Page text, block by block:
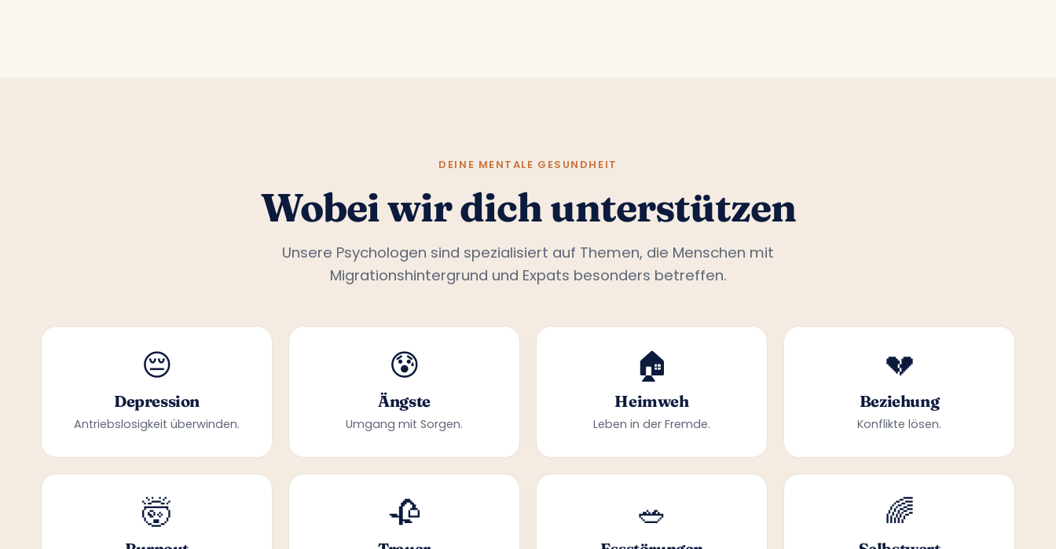
Wobei wir dich unterstützen
Unsere Psychologen sind spezialisiert auf Themen, die Menschen mit
Migrationshintergrund und Expats besonders betreffen.
😔
Depression
Antriebslosigkeit überwinden.
😰
Ängste
Umgang mit Sorgen.
🏠
Heimweh
💔
Beziehung
Konflikte lösen.
🤯
Burnout
🥀
Trauer
🥗
Essstörungen
🌈
Selbstwert